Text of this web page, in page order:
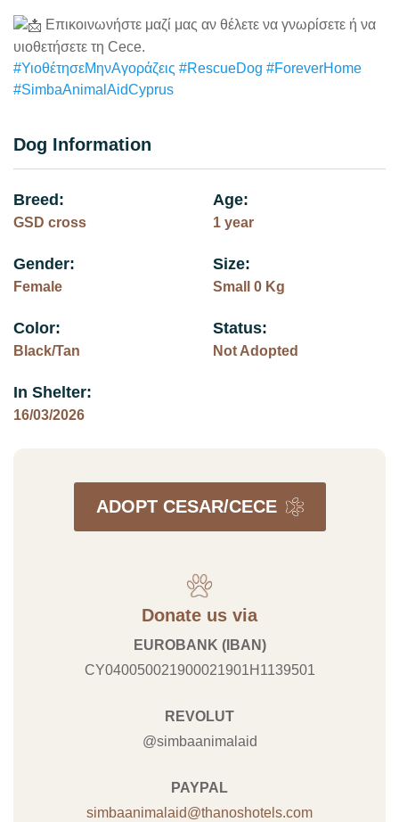
Επικοινωνήστε μαζί μας αν θέλετε να γνωρίσετε ή να
υιοθετήσετε τη Cece.
#ΥιοθέτησεΜηνΑγοράζεις #RescueDog #ForeverHome
#SimbaAnimalAidCyprus
Dog Information
Breed:
GSD cross
Age:
1 year
Gender:
Female
Size:
Small 0 Kg
Color:
Black/Tan
Status:
Not Adopted
In Shelter:
16/03/2026
ADOPT CESAR/CECE
Donate us via
EUROBANK (IBAN)
CY040050021900021901H1139501
REVOLUT
@simbaanimalaid
PAYPAL
simbaanimalaid@thanoshotels.com